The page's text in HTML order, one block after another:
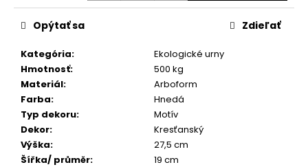
cena:
Kategória:
Ekologické urny
Hmotnosť:
500 kg
Materiál:
Arboform
Farba:
Hnedá
Typ dekoru:
Motív
Dekor:
Kresťanský
Výška:
27,5 cm
Šířka/ průměr:
19 cm
Opýtať sa Zdieľať
O
d
o
ú
č
a
m
e